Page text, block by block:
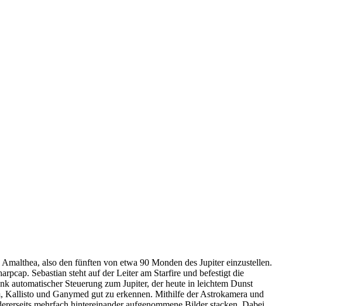
also den fünften von etwa 90 Monden des Jupiter einzustellen.
Sebastian steht auf der Leiter am Starfire und befestigt die
automatischer Steuerung zum Jupiter, der heute in leichtem Dunst
und Ganymed gut zu erkennen. Mithilfe der Astrokamera und